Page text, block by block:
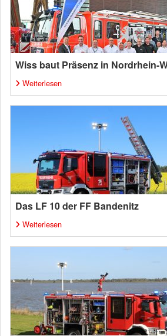
Wiss baut Präsenz in Nordrhein-
Weiterlesen
Das LF 10 der FF Bandenitz
Weiterlesen